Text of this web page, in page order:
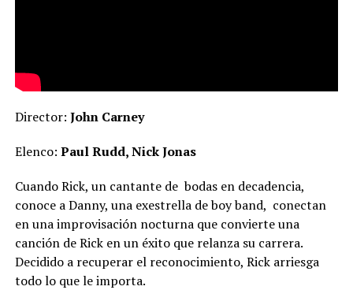
Director: John Carney
Elenco: Paul Rudd, Nick Jonas
Cuando Rick, un cantante de bodas en decadencia,
conoce a Danny, una exestrella de boy band, conectan
en una improvisación nocturna que convierte una
canción de Rick en un éxito que relanza su carrera.
Decidido a recuperar el reconocimiento, Rick arriesga
todo lo que le importa.